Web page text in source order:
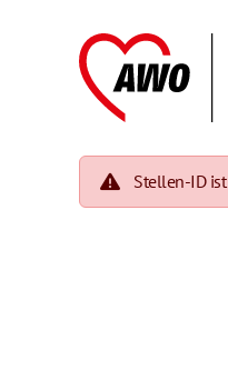
Stellen-ID ist